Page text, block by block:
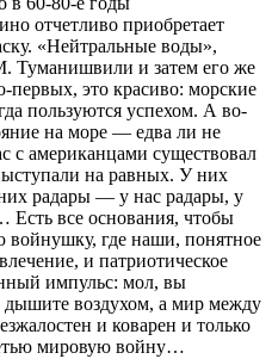
отчетливо приобретает
«Нейтральные воды»,
Туманишвили и затем его же
это красиво: морские
пользуются успехом. А во-
на море — едва ли не
с американцами существовал
на равных. У них
радары — у нас радары, у
все основания, чтобы
войнушку, где наши, понятное
и патриотическое
импульс: мол, вы
дышите воздухом, а мир между
и коварен и только
мировую войну…